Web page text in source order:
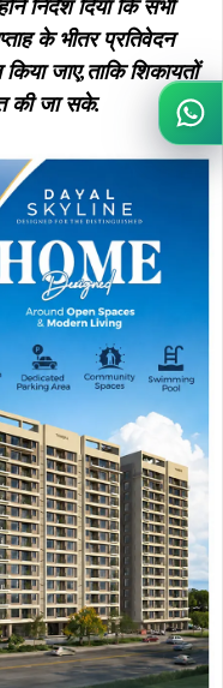
निर्देश दिया कि सभी
के भीतर प्रतिवेदन
किया जाए,ताकि शिकायतों
की जा सके.